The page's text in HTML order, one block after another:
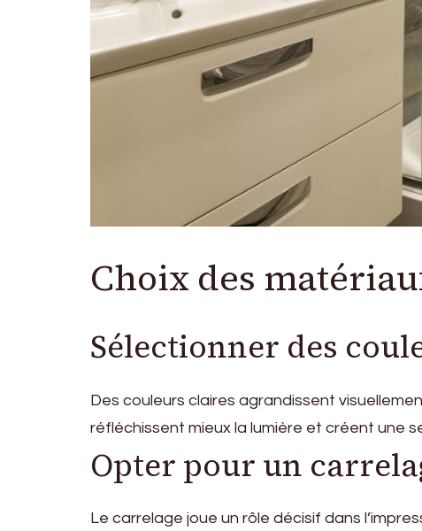
Choix des
Sélectionner des
Des couleurs claires agrandissent
réfléchissent mieux la lumière et créent une
Opter pour un
Le carrelage joue un rôle décisif dans